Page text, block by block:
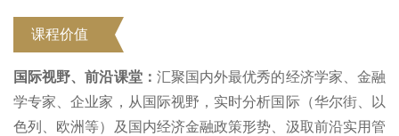
课程价值
国际视野、前沿课堂： 汇聚国内外最优秀的经济学家、金融
学专家、企业家，从国际视野，实时分析国际（华尔街、以
色列、欧洲等）及国内经济金融政策形势、汲取前沿实用管